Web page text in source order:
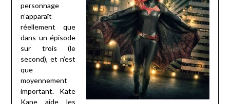
personnage
n’apparaît
réellement que
dans un épisode
sur trois (le
second), et n’est
que
moyennement
important. Kate
Kane aide les